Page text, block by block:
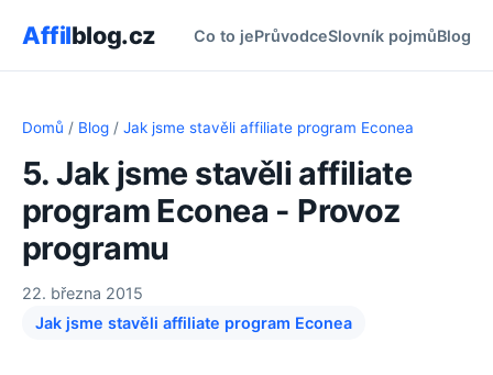
Affilblog.cz Co to jePrůvodceSlovník pojmůBlog
Domů / Blog / Jak jsme stavěli affiliate program Econea
5. Jak jsme stavěli affiliate
program Econea - Provoz
programu
22. března 2015
Jak jsme stavěli affiliate program Econea